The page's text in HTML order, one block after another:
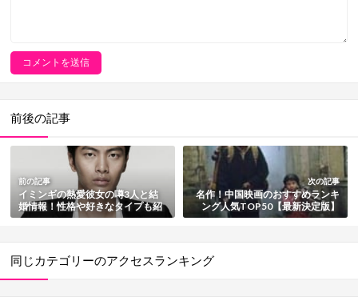
前後の記事
前の記事
イミンギの熱愛彼女の噂3人と結
婚情報！性格や好きなタイプも紹
介
次の記事
名作！中国映画のおすすめランキ
ング人気TOP50【最新決定版】
同じカテゴリーのアクセスランキング